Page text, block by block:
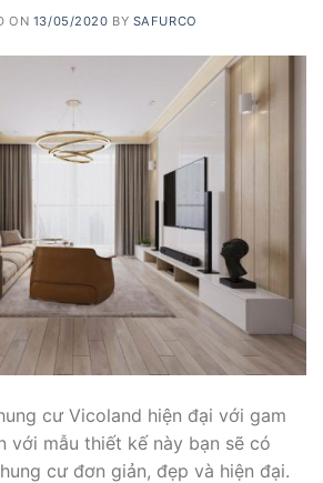
ON 13/05/2020 BY SAFURCO
cư Vicoland hiện đại với gam
với mẫu thiết kế này bạn sẽ có
cư đơn giản, đẹp và hiện đại.